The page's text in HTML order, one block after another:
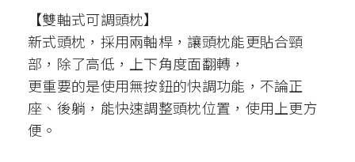
【雙軸式可調頭枕】
新式頭枕，採用兩軸桿，讓頭枕能更貼合頸
部，除了高低，上下角度面翻轉，
更重要的是使用無按鈕的快調功能，不論正
座、後躺，能快速調整頭枕位置，使用上更方
便。